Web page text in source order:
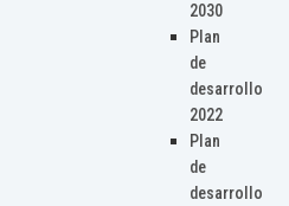
2030
Plan
de
desarrollo
2022
Plan
de
desarrollo